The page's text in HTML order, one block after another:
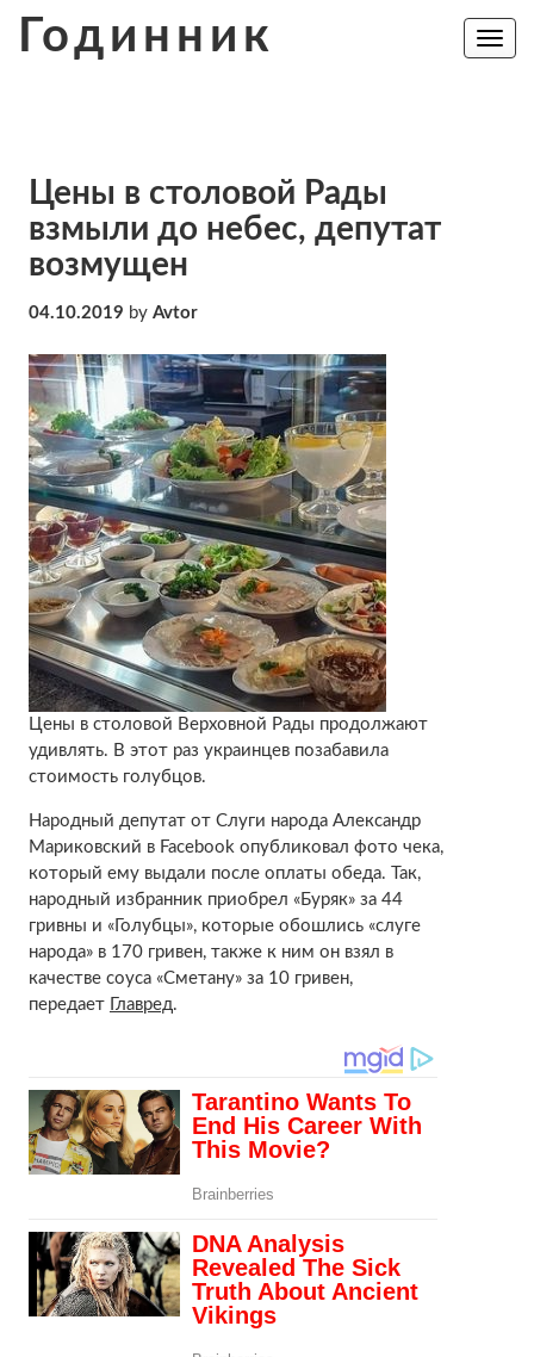
Годинник
Toggle
Цены в столовой Рады
взмыли до небес, депутат
возмущен
04.10.2019 by Avtor
Цены в столовой Верховной Рады продолжают
удивлять. В этот раз украинцев позабавила
стоимость голубцов.
Народный депутат от Слуги народа Александр
Мариковский в Facebook опубликовал фото чека,
который ему выдали после оплаты обеда. Так,
народный избранник приобрел «Буряк» за 44
гривны и «Голубцы», которые обошлись «слуге
народа» в 170 гривен, также к ним он взял в
качестве соуса «Сметану» за 10 гривен,
передает Главред.